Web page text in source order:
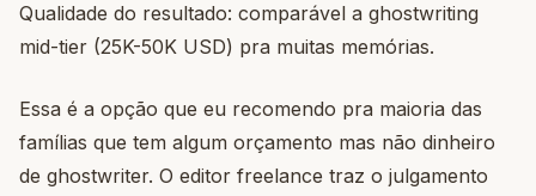
Qualidade do resultado: comparável a ghostwriting
mid-tier (25K-50K USD) pra muitas memórias.
Essa é a opção que eu recomendo pra maioria das
famílias que tem algum orçamento mas não dinheiro
de ghostwriter. O editor freelance traz o julgamento